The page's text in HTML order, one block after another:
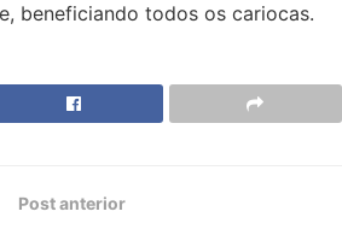
beneficiando todos os cariocas.
Post anterior